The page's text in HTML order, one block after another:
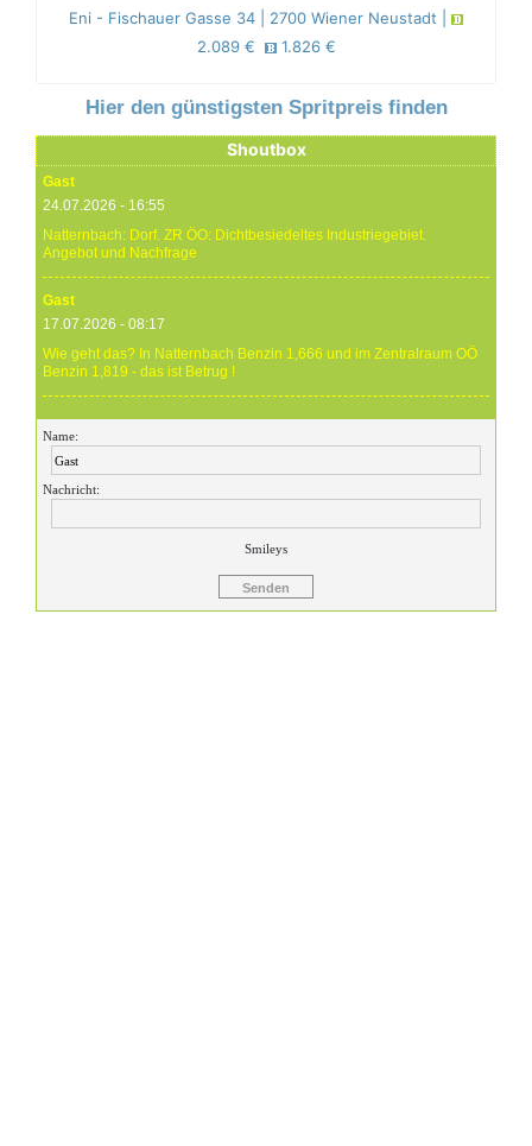
Eni - Fischauer Gasse 34 | 2700 Wiener Neustadt |
2.089 €
1.826 €
Hier den günstigsten Spritpreis finden
Shoutbox
Gast
24.07.2026 - 16:55
Natternbach: Dorf. ZR ÖO: Dichtbesiedeltes Industriegebiet.
Angebot und Nachfrage
Gast
17.07.2026 - 08:17
Wie geht das? In Natternbach Benzin 1,666 und im Zentralraum OÖ
Benzin 1,819 - das ist Betrug !
Gast
17.07.2026 - 07:05
Eure Preise eher Märchenstunde :-) Vorort nix zu sehen !
24.06.26 20.00 Uhr OMV Attnang: Der hier angegebene Dieselpreis
mit 1,699 ist aktuell ein viel höherer....
Name:
Nachricht:
Smileys